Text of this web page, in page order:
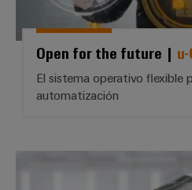
Open for the future |
El sistema operativo flexible
automatización